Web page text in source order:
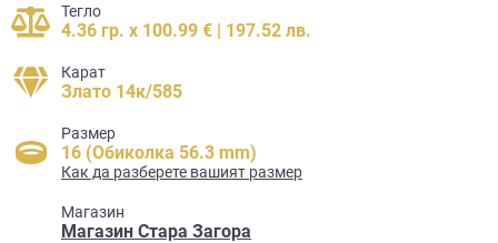
Тегло
4.36 гр. x 100.99 € | 197.52 лв.
Карат
Злато 14к/585
Размер
16 (Обиколка 56.3 mm)
Как да разберете вашият размер
Mагазин
Магазин Стара Загора